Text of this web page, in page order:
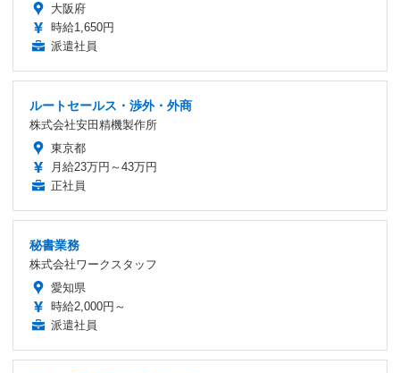
大阪府
時給1,650円
派遣社員
ルートセールス・渉外・外商
株式会社安田精機製作所
東京都
月給23万円～43万円
正社員
秘書業務
株式会社ワークスタッフ
愛知県
時給2,000円～
派遣社員